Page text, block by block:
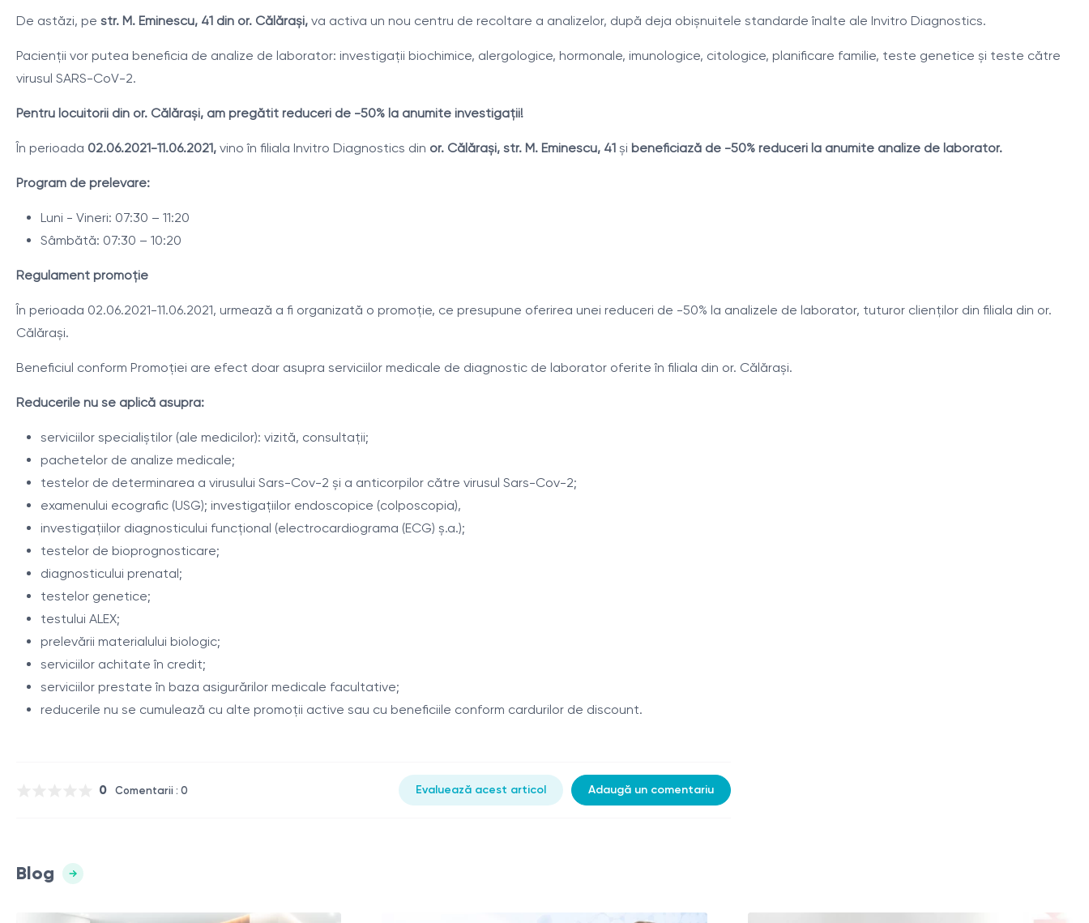
De astăzi, pe str. M. Eminescu, 41 din or. Călărași, va activa un nou centru de recoltare a analizelor, după deja obișnuitele standarde înalte ale Invitro Diagnostics.
Pacienţii vor putea beneficia de analize de laborator: investigaţii biochimice, alergologice, hormonale, imunologice, citologice, planificare familie, teste genetice și teste către
virusul SARS-CoV-2.
Pentru locuitorii din or. Călărași, am pregătit reduceri de -50% la anumite investigaţii!
În perioada 02.06.2021-11.06.2021, vino în filiala Invitro Diagnostics din or. Călărași, str. M. Eminescu, 41 și beneficiază de -50% reduceri la anumite analize de laborator.
Program de prelevare:
Luni - Vineri: 07:30 – 11:20
Sâmbătă: 07:30 – 10:20
Regulament promoţie
În perioada 02.06.2021-11.06.2021, urmează a fi organizată o promoție, ce presupune oferirea unei reduceri de -50% la analizele de laborator, tuturor clienților din filiala din or.
Călărași.
Beneficiul conform Promoției are efect doar asupra serviciilor medicale de diagnostic de laborator oferite în filiala din or. Călărași.
Reducerile nu se aplică asupra:
serviciilor specialiștilor (ale medicilor): vizită, consultații;
pachetelor de analize medicale;
testelor de determinarea a virusului Sars-Cov-2 și a anticorpilor către virusul Sars-Cov-2;
examenului ecografic (USG); investigațiilor endoscopice (colposcopia),
investigațiilor diagnosticului funcțional (electrocardiograma (ECG) ș.a.);
testelor de bioprognosticare;
diagnosticului prenatal;
testelor genetice;
testului ALEX;
prelevării materialului biologic;
serviciilor achitate în credit;
serviciilor prestate în baza asigurărilor medicale facultative;
reducerile nu se cumulează cu alte promoții active sau cu beneficiile conform cardurilor de discount.
0 Comentarii : 0 Evaluează acest articol Adaugă un comentariu
Blog